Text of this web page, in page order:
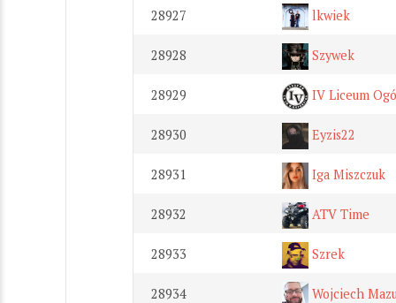
28927 lkwiek
28928 Szywek
28929 IV Liceum
28930 Eyzis22
28931 Iga Miszczuk
28932 ATV Time
28933 Szrek
28934 Wojciech